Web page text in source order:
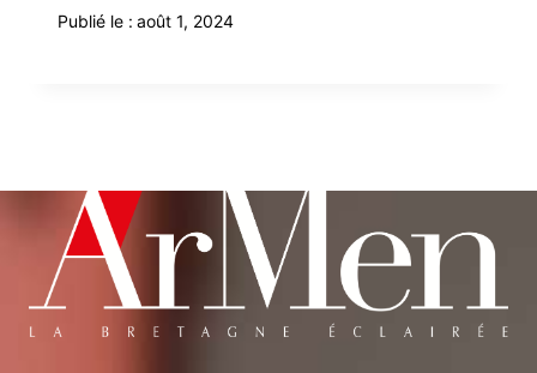
Publié le : août 1, 2024